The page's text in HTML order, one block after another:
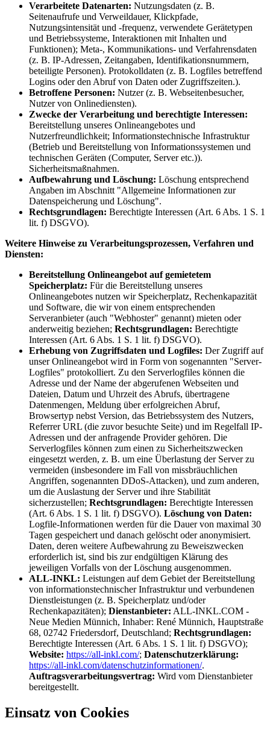
Verarbeitete Datenarten: Nutzungsdaten (z. B.
Seitenaufrufe und Verweildauer, Klickpfade,
Nutzungsintensität und -frequenz, verwendete Gerätetypen
und Betriebssysteme, Interaktionen mit Inhalten und
Funktionen); Meta-, Kommunikations- und Verfahrensdaten
(z. B. IP-Adressen, Zeitangaben, Identifikationsnummern,
beteiligte Personen). Protokolldaten (z. B. Logfiles betreffend
Logins oder den Abruf von Daten oder Zugriffszeiten.).
Betroffene Personen: Nutzer (z. B. Webseitenbesucher,
Nutzer von Onlinediensten).
Zwecke der Verarbeitung und berechtigte Interessen:
Bereitstellung unseres Onlineangebotes und
Nutzerfreundlichkeit; Informationstechnische Infrastruktur
(Betrieb und Bereitstellung von Informationssystemen und
technischen Geräten (Computer, Server etc.)).
Sicherheitsmaßnahmen.
Aufbewahrung und Löschung: Löschung entsprechend
Angaben im Abschnitt "Allgemeine Informationen zur
Datenspeicherung und Löschung".
Rechtsgrundlagen: Berechtigte Interessen (Art. 6 Abs. 1 S. 1
lit. f) DSGVO).
Weitere Hinweise zu Verarbeitungsprozessen, Verfahren und
Diensten:
Bereitstellung Onlineangebot auf gemietetem
Speicherplatz: Für die Bereitstellung unseres
Onlineangebotes nutzen wir Speicherplatz, Rechenkapazität
und Software, die wir von einem entsprechenden
Serveranbieter (auch "Webhoster" genannt) mieten oder
anderweitig beziehen; Rechtsgrundlagen: Berechtigte
Interessen (Art. 6 Abs. 1 S. 1 lit. f) DSGVO).
Erhebung von Zugriffsdaten und Logfiles: Der Zugriff auf
unser Onlineangebot wird in Form von sogenannten "Server-
Logfiles" protokolliert. Zu den Serverlogfiles können die
Adresse und der Name der abgerufenen Webseiten und
Dateien, Datum und Uhrzeit des Abrufs, übertragene
Datenmengen, Meldung über erfolgreichen Abruf,
Browsertyp nebst Version, das Betriebssystem des Nutzers,
Referrer URL (die zuvor besuchte Seite) und im Regelfall IP-
Adressen und der anfragende Provider gehören. Die
Serverlogfiles können zum einen zu Sicherheitszwecken
eingesetzt werden, z. B. um eine Überlastung der Server zu
vermeiden (insbesondere im Fall von missbräuchlichen
Angriffen, sogenannten DDoS-Attacken), und zum anderen,
um die Auslastung der Server und ihre Stabilität
sicherzustellen; Rechtsgrundlagen: Berechtigte Interessen
(Art. 6 Abs. 1 S. 1 lit. f) DSGVO). Löschung von Daten:
Logfile-Informationen werden für die Dauer von maximal 30
Tagen gespeichert und danach gelöscht oder anonymisiert.
Daten, deren weitere Aufbewahrung zu Beweiszwecken
erforderlich ist, sind bis zur endgültigen Klärung des
jeweiligen Vorfalls von der Löschung ausgenommen.
ALL-INKL: Leistungen auf dem Gebiet der Bereitstellung
von informationstechnischer Infrastruktur und verbundenen
Dienstleistungen (z. B. Speicherplatz und/oder
Rechenkapazitäten); Dienstanbieter: ALL-INKL.COM -
Neue Medien Münnich, Inhaber: René Münnich, Hauptstraße
68, 02742 Friedersdorf, Deutschland; Rechtsgrundlagen:
Berechtigte Interessen (Art. 6 Abs. 1 S. 1 lit. f) DSGVO);
Website: https://all-inkl.com/; Datenschutzerklärung:
https://all-inkl.com/datenschutzinformationen/.
Auftragsverarbeitungsvertrag: Wird vom Dienstanbieter
bereitgestellt.
Einsatz von Cookies